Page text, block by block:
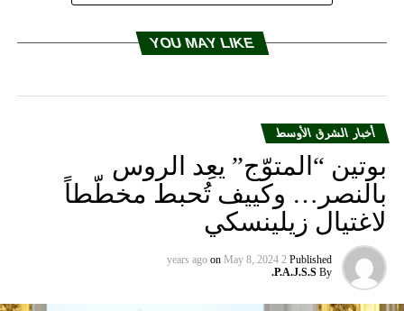
YOU MAY LIKE
أخبار الشرق الأوسط
بوتين “المتوّج” يعِد الروس
بالنصر… وكييف تُحبط مخطّطاً
لاغتيال زيلينسكي
Published
2 years ago
on May 8, 2024
By
P.A.J.S.S.